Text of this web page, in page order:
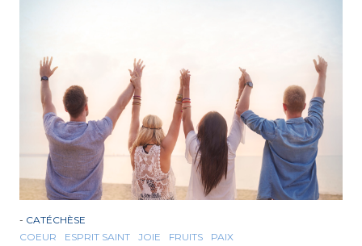
- CATÉCHÈSE
COEUR
ESPRIT SAINT JOIE FRUITS PAIX